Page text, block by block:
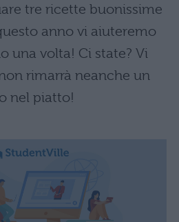
tre ricette buonissime
anno vi aiuteremo
una volta! Ci state? Vi
rimarrà neanche un
nel piatto!